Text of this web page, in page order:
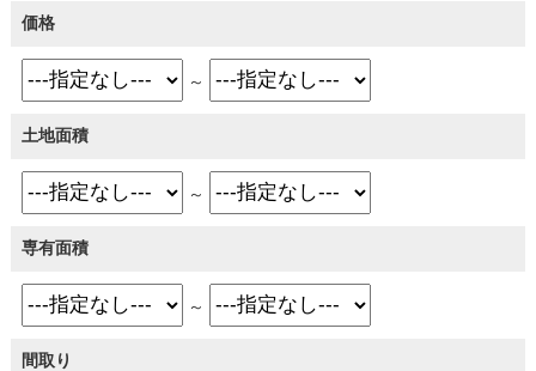
価格
～
土地面積
～
専有面積
～
間取り